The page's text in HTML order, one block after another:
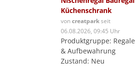
Küchenschrank
voncreatparkseit
06.08.2026, 09:45 Uhr
Produktgruppe: Regale
& Aufbewahrung
Zustand: Neu